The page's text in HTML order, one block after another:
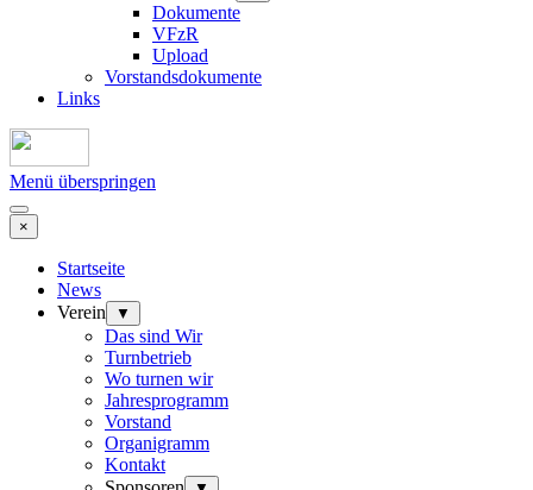
Dokumente
VFzR
Upload
Vorstandsdokumente
Links
Menü überspringen
×
Startseite
News
Verein
▼
Das sind Wir
Turnbetrieb
Wo turnen wir
Jahresprogramm
Vorstand
Organigramm
Kontakt